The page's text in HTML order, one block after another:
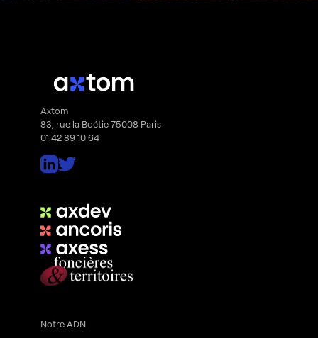
Axtom
83, rue la Boétie 75008 Paris
01 42 89 10 64
Notre ADN